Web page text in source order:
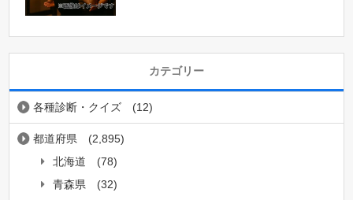
カテゴリー
各種診断・クイズ (12)
都道府県
(2,895)
北海道
(78)
青森県
(32)